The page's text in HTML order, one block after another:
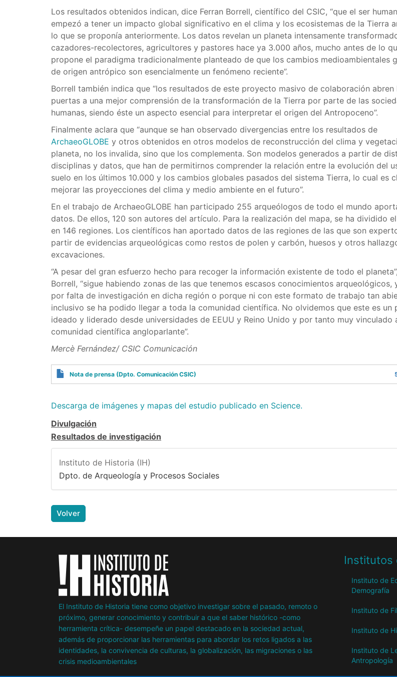
Los resultados obtenidos indican, dice Ferran Borrell, científico del CSIC, “que el ser
empezó a tener un impacto global significativo en el clima y los ecosistemas de la Tierra
lo que se proponía anteriormente. Los datos revelan un planeta intensamente
cazadores-recolectores, agricultores y pastores hace ya 3.000 años, mucho antes de lo
propone el paradigma tradicionalmente planteado de que los cambios medioambientales
de origen antrópico son esencialmente un fenómeno reciente”.
Borrell también indica que “los resultados de este proyecto masivo de colaboración abren
puertas a una mejor comprensión de la transformación de la Tierra por parte de las
humanas, siendo éste un aspecto esencial para interpretar el origen del Antropoceno”.
Finalmente aclara que “aunque se han observado divergencias entre los resultados de
ArchaeoGLOBE y otros obtenidos en otros modelos de reconstrucción del clima y
planeta, no los invalida, sino que los complementa. Son modelos generados a partir de
disciplinas y datos, que han de permitirnos comprender la relación entre la evolución del
suelo en los últimos 10.000 y los cambios globales pasados del sistema Tierra, lo cual es
mejorar las proyecciones del clima y medio ambiente en el futuro”.
En el trabajo de ArchaeoGLOBE han participado 255 arqueólogos de todo el mundo
datos. De ellos, 120 son autores del artículo. Para la realización del mapa, se ha dividido
en 146 regiones. Los científicos han aportado datos de las regiones de las que son
partir de evidencias arqueológicas como restos de polen y carbón, huesos y otros
excavaciones.
“A pesar del gran esfuerzo hecho para recoger la información existente de todo el
Borrell, “sigue habiendo zonas de las que tenemos escasos conocimientos arqueológicos,
por falta de investigación en dicha región o porque ni con este formato de trabajo tan
inclusivo se ha podido llegar a toda la comunidad científica. No olvidemos que este es un
ideado y liderado desde universidades de EEUU y Reino Unido y por tanto muy vinculado
comunidad científica angloparlante”.
Mercè Fernández/ CSIC Comunicación
Nota de prensa (Dpto. Comunicación CSIC)
Descarga de imágenes y mapas del estudio publicado en Science.
Divulgación
Resultados de investigación
Instituto de Historia (IH)
Dpto. de Arqueología y Procesos Sociales
Volver
El Instituto de Historia tiene como objetivo investigar sobre el pasado, remoto o
próximo, generar conocimiento y contribuir a que el saber histórico -como
herramienta crítica- desempeñe un papel destacado en la sociedad actual,
además de proporcionar las herramientas para abordar los retos ligados a las
identidades, la convivencia de culturas, la globalización, las migraciones o las
crisis medioambientales
Institutos
Instituto de
Demografía
Instituto de
Instituto de
Instituto de
Antropología